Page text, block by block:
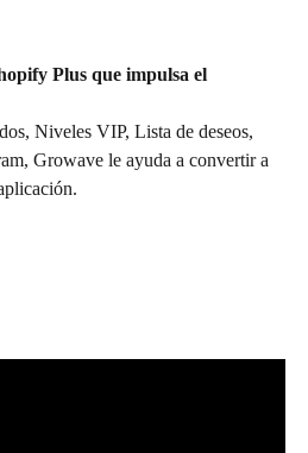
Plus que impulsa el
Niveles VIP, Lista de deseos,
Growave le ayuda a convertir a